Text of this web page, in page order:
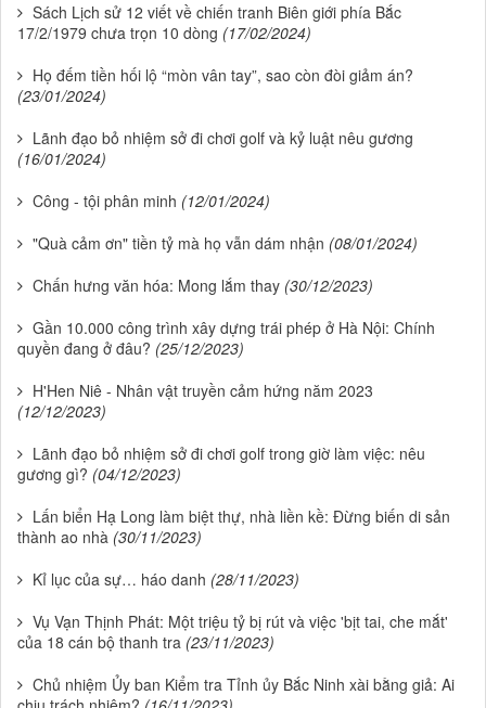
Sách Lịch sử 12 viết về chiến tranh Biên giới phía Bắc
17/2/1979 chưa trọn 10 dòng (17/02/2024)
Họ đếm tiền hối lộ “mòn vân tay”, sao còn đòi giảm án?
(23/01/2024)
Lãnh đạo bỏ nhiệm sở đi chơi golf và kỷ luật nêu gương
(16/01/2024)
Công - tội phân minh (12/01/2024)
"Quà cảm ơn" tiền tỷ mà họ vẫn dám nhận (08/01/2024)
Chấn hưng văn hóa: Mong lắm thay (30/12/2023)
Gần 10.000 công trình xây dựng trái phép ở Hà Nội: Chính
quyền đang ở đâu? (25/12/2023)
H'Hen Niê - Nhân vật truyền cảm hứng năm 2023
(12/12/2023)
Lãnh đạo bỏ nhiệm sở đi chơi golf trong giờ làm việc: nêu
gương gì? (04/12/2023)
Lấn biển Hạ Long làm biệt thự, nhà liền kề: Đừng biến di sản
thành ao nhà (30/11/2023)
Kỉ lục của sự… háo danh (28/11/2023)
Vụ Vạn Thịnh Phát: Một triệu tỷ bị rút và việc 'bịt tai, che mắt'
của 18 cán bộ thanh tra (23/11/2023)
Chủ nhiệm Ủy ban Kiểm tra Tỉnh ủy Bắc Ninh xài bằng giả: Ai